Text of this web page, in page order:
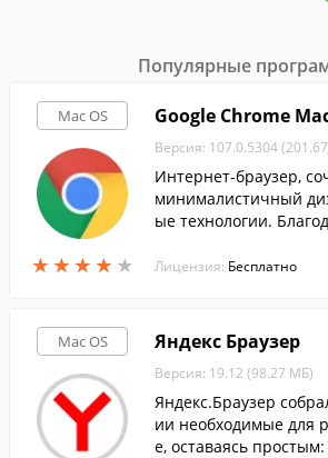
Популярные
Mac OS
★ ★ ★ ★ ★
★ ★ ★ ★ ★
Google Chrome
Версия: 107.0.5304
Интернет-браузер,
минималистичный
ые технологии.
ым и легким.
Лицензия: Бесплатно
Mac OS Яндекс Браузер
Версия: 19.12 (98.27 МБ)
Яндекс.Браузер
ии необходимые для
е, оставаясь